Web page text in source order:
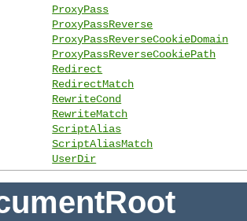
ProxyPass
ProxyPassReverse
ProxyPassReverseCookieDomain
ProxyPassReverseCookiePath
Redirect
RedirectMatch
RewriteCond
RewriteMatch
ScriptAlias
ScriptAliasMatch
UserDir